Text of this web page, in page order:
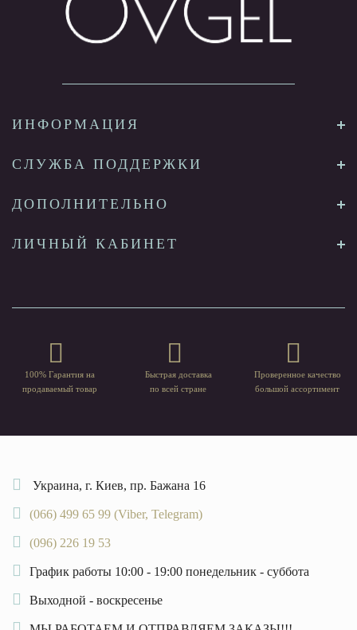
ИНФОРМАЦИЯ
СЛУЖБА ПОДДЕРЖКИ
ДОПОЛНИТЕЛЬНО
ЛИЧНЫЙ КАБИНЕТ
100% Гарантия на
продаваемый товар
Быстрая доставка
по всей стране
Проверенное качество
большой ассортимент
Украина, г. Киев, пр. Бажана 16
(066) 499 65 99 (Viber, Telegram)
(096) 226 19 53
График работы 10:00 - 19:00 понедельник - суббота
Выходной - воскресенье